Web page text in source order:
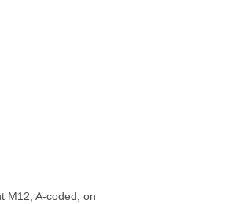
M12, A-coded, on